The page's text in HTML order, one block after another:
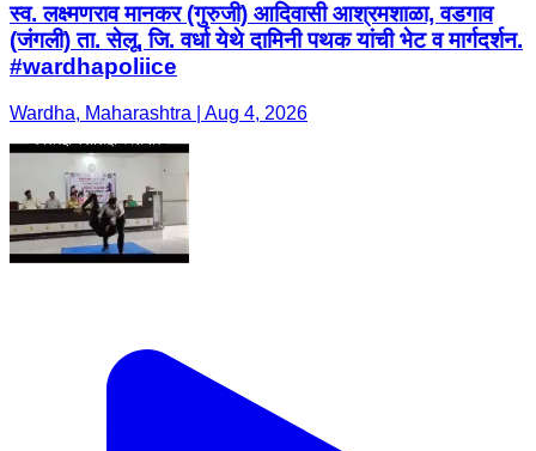
स्व. लक्ष्मणराव मानकर (गुरुजी) आदिवासी आश्रमशाळा, वडगाव
(जंगली) ता. सेलू, जि. वर्धा येथे दामिनी पथक यांची भेट व मार्गदर्शन.
#wardhapoliice
Wardha, Maharashtra | Aug 4, 2026